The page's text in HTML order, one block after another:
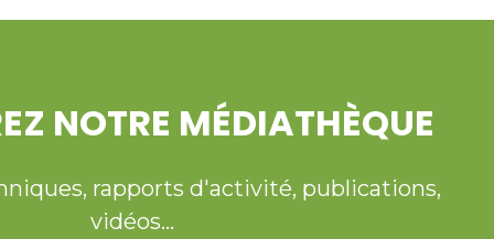
NOTRE MÉDIATHÈQUE
rapports d'activité, publications,
vidéos...